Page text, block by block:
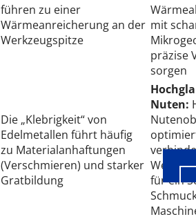
führen zu einer
Wärmeanreicherung an der
Werkzeugspitze
mit
präzise
sorgen
Die „Klebrigkeit“ von
Edelmetallen führt häufig
zu Materialanhaftungen
(Verschmieren) und starker
Gratbildung
Nuten:
für ein